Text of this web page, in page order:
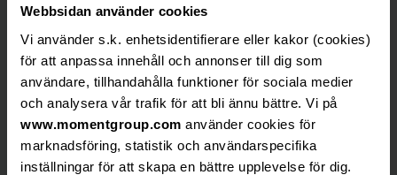
Webbsidan använder cookies
Vi använder s.k. enhetsidentifierare eller kakor (cookies)
för att anpassa innehåll och annonser till dig som
användare, tillhandahålla funktioner för sociala medier
och analysera vår trafik för att bli ännu bättre. Vi på
www.momentgroup.com använder cookies för
marknadsföring, statistik och användarspecifika
inställningar för att skapa en bättre upplevelse för dig.
starka produktioner spelar nu på våra arenor
och på turné och den 10 november hade vi en
mycket lyckad Grand Opening för det nya
konceptet BERMUDA DECK SHUFFLE CLUB i
Malmö, som i början av nästa år får sällskap av
konceptet SLICE – ping pong & pizza. Båda med
ambitionen att etableras på fler platser i
Skandinavien.